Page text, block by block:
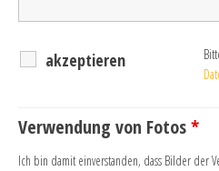
akzeptieren
Verwendung von Fotos*
Ich bin damit einverstanden, dass Bilder der